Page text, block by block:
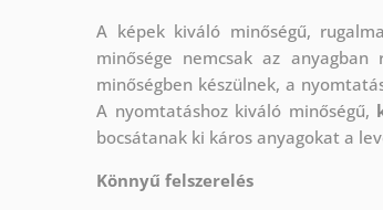
A képek kiváló minőségű,
minősége nemcsak az
minőségben készülnek, a
A nyomtatáshoz kiváló minőségű,
bocsátanak ki káros anyagokat a
Könnyű felszerelés